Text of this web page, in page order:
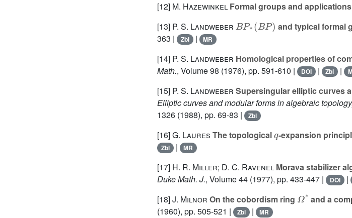
[12] M. Hazewinkel Formal groups and applications
[13] P. S. Landweber
B
and typical formal
363 |
Zbl | MR
[14] P. S. Landweber Homological properties of
Math., Volume 98 (1976), pp. 591-610 | DOI | Zbl |
[15] P. S. Landweber Supersingular elliptic curves
Elliptic curves and modular forms in algebraic
1326 (1988), pp. 69-83 | Zbl
[16]G. Laures The topological -expansion
Zbl | MR
[17] H. R. Miller; D. C. Ravenel Morava stabilizer
Duke Math. J., Volume 44 (1977), pp. 433-447 | DOI |
[18]J. Milnor On the cobordism ring
*
and a
(1960), pp. 505-521 |
Zbl | MR